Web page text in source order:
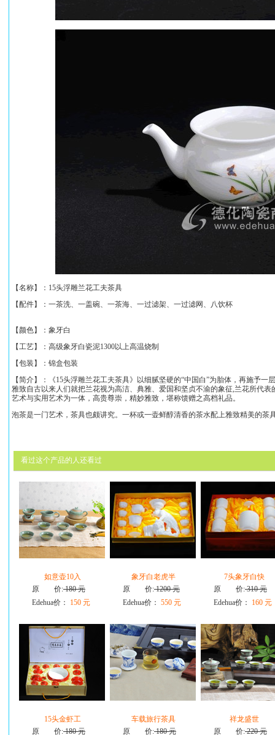
【名称】： 15头浮雕兰花工夫茶具
【配件】： 一茶洗、一盖碗、一茶海、一过滤架、一过滤网、八饮杯
【颜色】：象牙白
【工艺】：高级象牙白瓷泥1300以上高温烧制
【包装】：锦盒包装
【简介】：《15头浮雕兰花工夫茶具》以细腻坚硬的“中国白”为胎体，再施予一
雅致自古以来人们就把兰花视为高洁、典雅、爱国和坚贞不渝的象征,兰花所代
艺术与实用艺术为一体，高贵尊崇，精妙雅致，堪称馈赠之高档礼品。
泡茶是一门艺术，茶具也颇讲究。一杯或一壶鲜醇清香的茶水配上雅致精美的茶
看过这个产品的人还看过
如意壶10入
原 价:180 元
Edehua价：
150 元
象牙白老虎半
原 价:1200 元
Edehua价： 550 元
7头象牙白快
原 价:310 元
Edehua价：
160 元
15头金虾工
原 价:180 元
车载旅行茶具
原 价:180 元
祥龙盛世
原 价:220 元